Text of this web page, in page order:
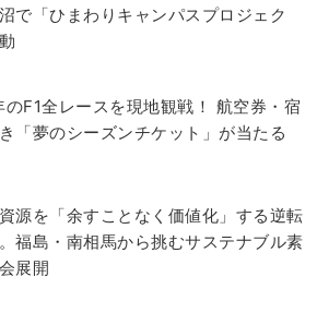
で「ひまわりキャンパスプロジェク
F1全レースを現地観戦！ 航空券・宿
「夢のシーズンチケット」が当たる
源を「余すことなく価値化」する逆転
福島・南相馬から挑むサステナブル素
展開​